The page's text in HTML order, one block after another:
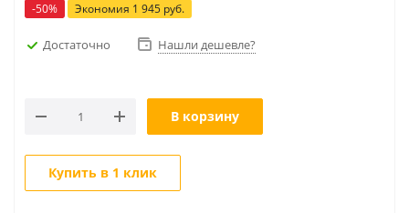
-50% Экономия 1 945 руб.
Достаточно Нашли дешевле?
В корзину
Купить в 1 клик